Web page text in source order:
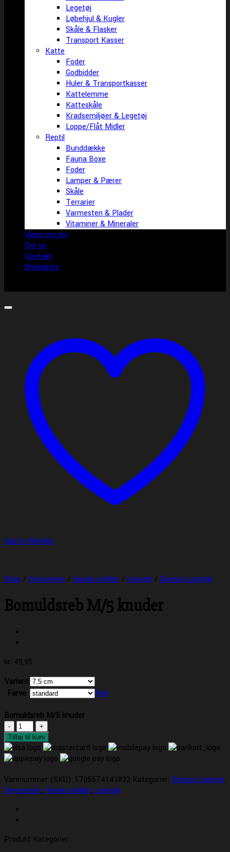
Legetøj
Løbehjul & Kugler
Skåle & Flasker
Transport Kasser
Katte
Foder
Godbidder
Huler & Transportkasser
Kattelemme
Katteskåle
Kradsemiljøer & Legetøj
Loppe/Flåt Midler
Reptil
Bunddække
Fauna Boxe
Foder
Lamper & Pærer
Skåle
Terrarier
Varmesten & Plader
Vitaminer & Mineraler
Viden om dyr
Om os
Kontakt
Ønskeliste
Add to Wishlist
Shop / Dyrecenter / Hunde artikler / Legetøj / Diverse Legetøj
Bomuldsreb M/5 knuder
kr. 49,95
Variant
Farve
Ryd
Bomuldsreb M/5 knuder
Bomuldsreb
M/5
knuder
antal
Tilføj til kurv
Varenummer (SKU): 5705574141832 Kategorier: Diverse Legetøj,
Dyrecenter, Hunde artikler, Legetøj
Produkt Kategorier